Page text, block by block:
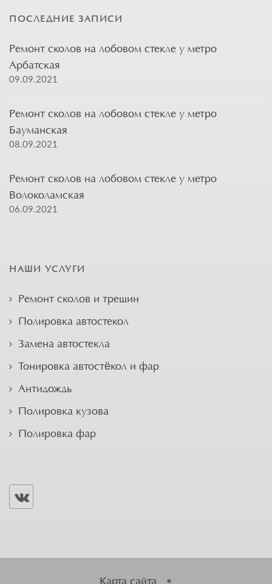
ПОСЛЕДНИЕ ЗАПИСИ
Ремонт сколов на лобовом стекле у метро
Арбатская
09.09.2021
Ремонт сколов на лобовом стекле у метро
Бауманская
08.09.2021
Ремонт сколов на лобовом стекле у метро
Волоколамская
06.09.2021
НАШИ УСЛУГИ
Ремонт сколов и трещин
Полировка автостекол
Замена автостекла
Тонировка автостёкол и фар
Антидождь
Полировка кузова
Полировка фар
Карта сайта •